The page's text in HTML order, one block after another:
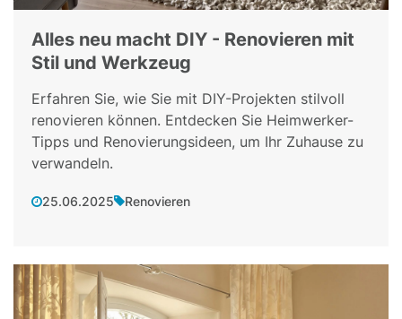
Alles neu macht DIY - Renovieren mit
Stil und Werkzeug
Erfahren Sie, wie Sie mit DIY-Projekten stilvoll
renovieren können. Entdecken Sie Heimwerker-
Tipps und Renovierungsideen, um Ihr Zuhause zu
verwandeln.
25.06.2025 Renovieren